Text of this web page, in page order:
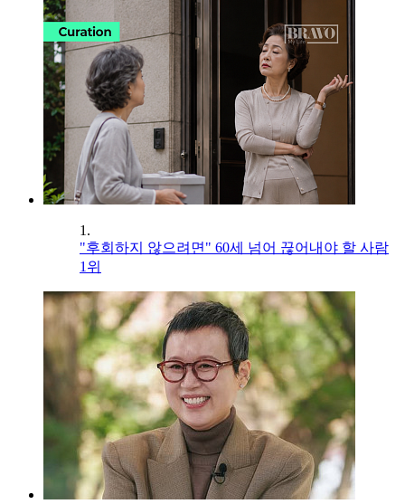
1.
"후회하지 않으려면" 60세 넘어 끊어내야 할 사람
1위